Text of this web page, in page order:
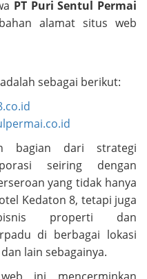
PT Puri Sentul Permai
alamat situs web
sebagai berikut:
bagian dari strategi
seiring dengan
yang tidak hanya
Kedaton 8, tetapi juga
properti dan
di berbagai lokasi
lain sebagainya.